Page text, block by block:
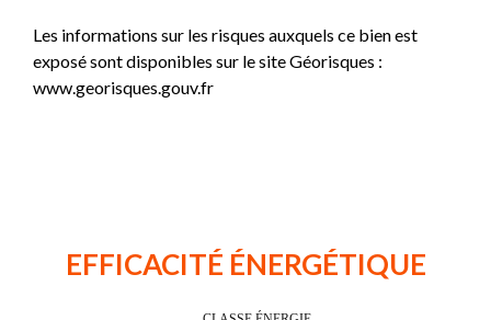
Les informations sur les risques auxquels ce bien est
exposé sont disponibles sur le site Géorisques :
www.georisques.gouv.fr
EFFICACITÉ ÉNERGÉTIQUE